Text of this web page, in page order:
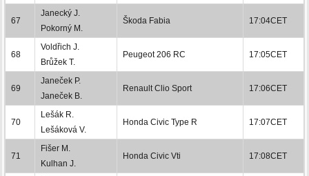
67
Janecký J.
Pokorný M.
Škoda Fabia 17:04CET
68
Voldřich J.
Brůžek T.
Peugeot 206 RC 17:05CET
69
Janeček P.
Janeček B.
Renault Clio Sport 17:06CET
70
Lešák R.
Lešáková V.
Honda Civic Type R 17:07CET
71
Fišer M.
Kulhan J.
Honda Civic Vti 17:08CET